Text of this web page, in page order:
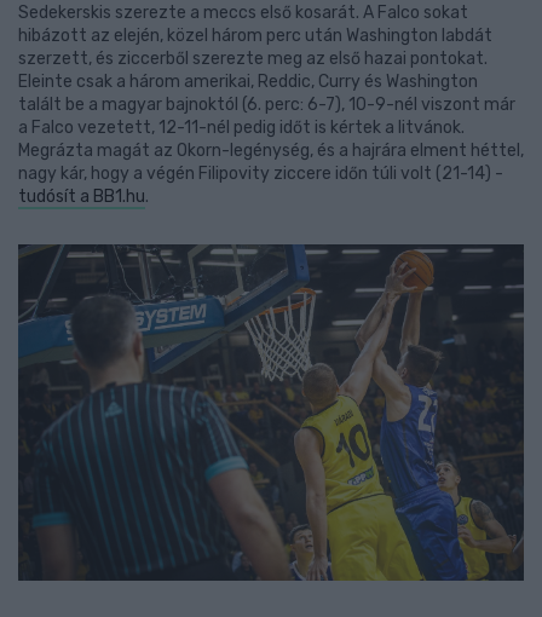
Sedekerskis szerezte a meccs első kosarát. A Falco sokat
hibázott az elején, közel három perc után Washington labdát
szerzett, és ziccerből szerezte meg az első hazai pontokat.
Eleinte csak a három amerikai, Reddic, Curry és Washington
talált be a magyar bajnoktól (6. perc: 6-7), 10-9-nél viszont már
a Falco vezetett, 12-11-nél pedig időt is kértek a litvánok.
Megrázta magát az Okorn-legénység, és a hajrára elment héttel,
nagy kár, hogy a végén Filipovity ziccere időn túli volt (21-14) -
tudósít a BB1.hu.